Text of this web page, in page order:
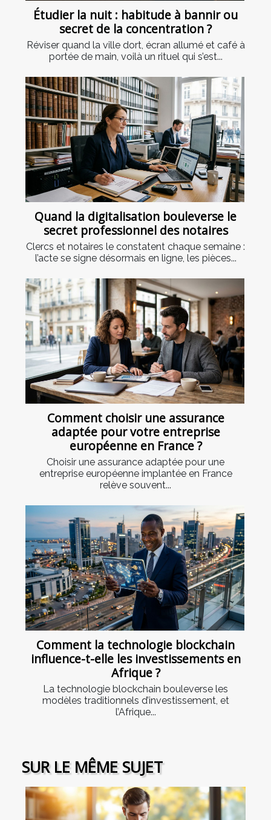
Étudier la nuit : habitude à bannir ou
secret de la concentration ?
Réviser quand la ville dort, écran allumé et café à
portée de main, voilà un rituel qui s’est...
Quand la digitalisation bouleverse le
secret professionnel des notaires
Clercs et notaires le constatent chaque semaine :
l’acte se signe désormais en ligne, les pièces...
Comment choisir une assurance
adaptée pour votre entreprise
européenne en France ?
Choisir une assurance adaptée pour une
entreprise européenne implantée en France
relève souvent...
Comment la technologie blockchain
influence-t-elle les investissements en
Afrique ?
La technologie blockchain bouleverse les
modèles traditionnels d’investissement, et
l’Afrique...
SUR LE MÊME SUJET